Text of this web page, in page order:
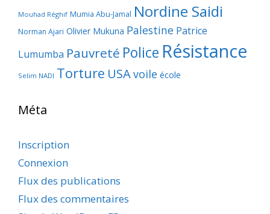
Mouhad Réghif Mumia Abu-Jamal Nordine Saidi
Norman Ajari Olivier Mukuna Palestine Patrice
Lumumba Pauvreté Police Résistance
Selim NADI Torture USAvoile école
Méta
Inscription
Connexion
Flux des publications
Flux des commentaires